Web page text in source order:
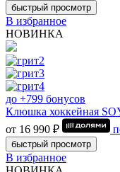
быстрый просмотр
В избранное
НОВИНКА
до +799 бонусов
Клюшка хоккейная
от 16 990 ₽
быстрый просмотр
В избранное